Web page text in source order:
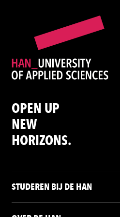
OPEN UP
NEW
HORIZONS.
STUDEREN BIJ DE HAN